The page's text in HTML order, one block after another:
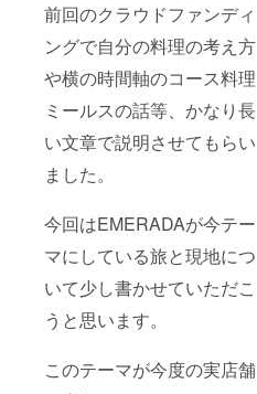
前回のクラウドファンディ
ングで自分の料理の考え方
や横の時間軸のコース料理
ミールスの話等、かなり長
い文章で説明させてもらい
ました。
今回はEMERADAが今テー
マにしている旅と現地につ
いて少し書かせていただこ
うと思います。
このテーマが今度の実店舗